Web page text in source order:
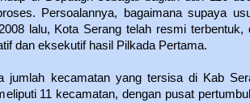
Persoalannya, bagaimana supaya
lalu, Kota Serang telah resmi terbentuk,
dan eksekutif hasil Pilkada Pertama.
jumlah kecamatan yang tersisa di Kab
11 kecamatan, dengan pusat